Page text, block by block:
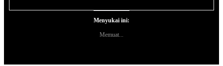
Menyukai ini:
Memuat...